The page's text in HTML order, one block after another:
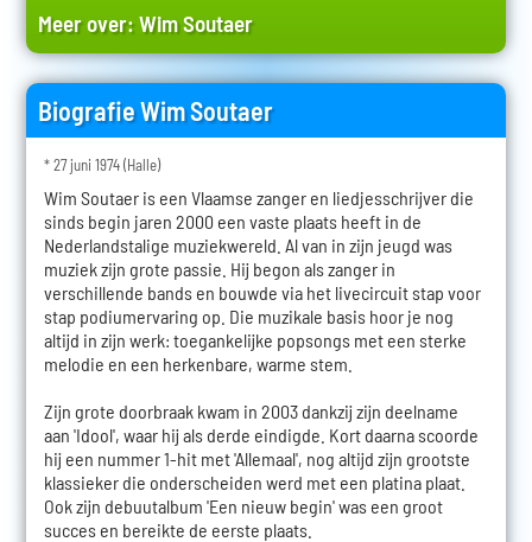
Meer over:Wim Soutaer
Biografie Wim Soutaer
* 27 juni 1974 (Halle)
Wim Soutaer is een Vlaamse zanger en liedjesschrijver die
sinds begin jaren 2000 een vaste plaats heeft in de
Nederlandstalige muziekwereld. Al van in zijn jeugd was
muziek zijn grote passie. Hij begon als zanger in
verschillende bands en bouwde via het livecircuit stap voor
stap podiumervaring op. Die muzikale basis hoor je nog
altijd in zijn werk: toegankelijke popsongs met een sterke
melodie en een herkenbare, warme stem.
Zijn grote doorbraak kwam in 2003 dankzij zijn deelname
aan 'Idool', waar hij als derde eindigde. Kort daarna scoorde
hij een nummer 1-hit met 'Allemaal', nog altijd zijn grootste
klassieker die onderscheiden werd met een platina plaat.
Ook zijn debuutalbum 'Een nieuw begin' was een groot
succes en bereikte de eerste plaats.